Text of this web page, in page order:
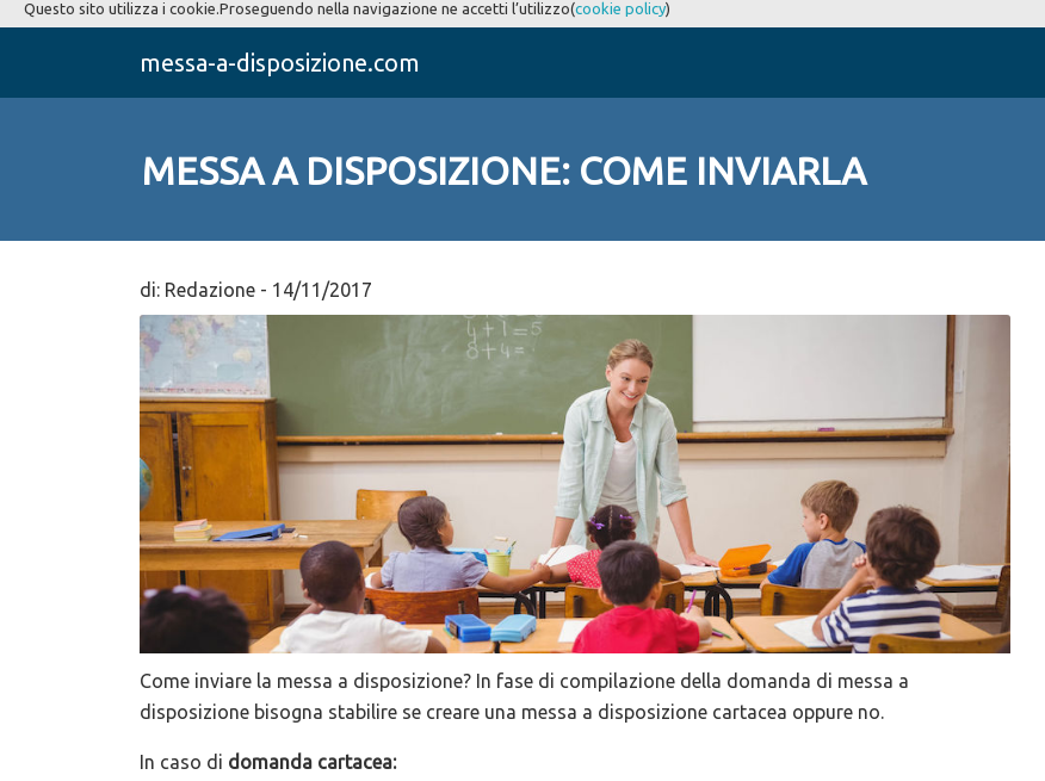
Questo sito utilizza i cookie.Proseguendo nella navigazione ne accetti l’utilizzo(cookie policy)
messa-a-disposizione.com
MESSA A DISPOSIZIONE: COME INVIARLA
di: Redazione - 14/11/2017
Come inviare la messa a disposizione? In fase di compilazione della domanda di messa a
disposizione bisogna stabilire se creare una messa a disposizione cartacea oppure no.
In caso di domanda cartacea: